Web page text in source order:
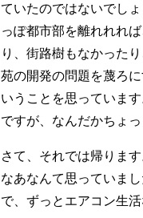
ていたのではないでし
っぽ都市部を離れれれ
り、街路樹もなかった
苑の開発の問題を蔑ろ
いうことを思っていま
ですが、なんだかちょ
さて、それでは帰りま
なあなんて思っていま
で、ずっとエアコン生